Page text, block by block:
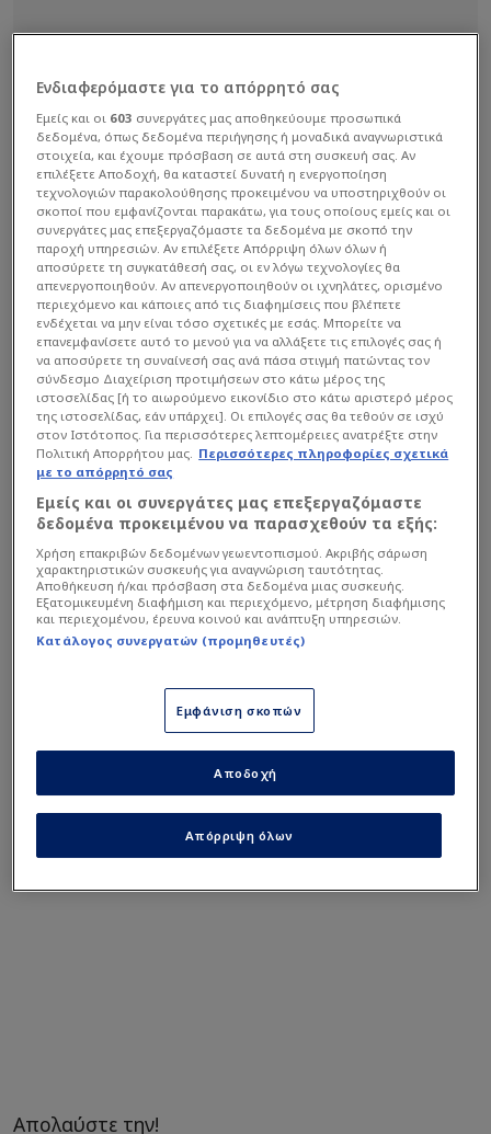
Οι δυο τους είχαν συναντηθεί στα βραβεία του
πρωταθλήματος Παουλίστα το 2012, όταν ακόμα
ο Νεϊμάρ έπαιζε στη Σάντος και η Μπουέρι
μάλιστα του είχε αφιερώσει ένα σέξυ βίντεο!
Αργότερα η Μπουέρι φωτογραφήθηκε δις για το
έχασε τη δουλειά της ως παρουσιάστρια λόγω
της φωτογράφισης και από τότε οι δρόμοι τους
δεν ξανασυναντήθηκαν...
Απολαύστε την!
Ενδιαφερόμαστε για το απόρρητό σας
Εμείς και οι 603 συνεργάτες μας αποθηκεύουμε προσωπικά
δεδομένα, όπως δεδομένα περιήγησης ή μοναδικά αναγνωριστικά
στοιχεία, και έχουμε πρόσβαση σε αυτά στη συσκευή σας. Αν
επιλέξετε Αποδοχή, θα καταστεί δυνατή η ενεργοποίηση
τεχνολογιών παρακολούθησης προκειμένου να υποστηριχθούν οι
σκοποί που εμφανίζονται παρακάτω, για τους οποίους εμείς και οι
συνεργάτες μας επεξεργαζόμαστε τα δεδομένα με σκοπό την
παροχή υπηρεσιών. Αν επιλέξετε Απόρριψη όλων όλων ή
αποσύρετε τη συγκατάθεσή σας, οι εν λόγω τεχνολογίες θα
απενεργοποιηθούν. Αν απενεργοποιηθούν οι ιχνηλάτες, ορισμένο
περιεχόμενο και κάποιες από τις διαφημίσεις που βλέπετε
ενδέχεται να μην είναι τόσο σχετικές με εσάς. Μπορείτε να
επανεμφανίσετε αυτό το μενού για να αλλάξετε τις επιλογές σας ή
να αποσύρετε τη συναίνεσή σας ανά πάσα στιγμή πατώντας τον
σύνδεσμο Διαχείριση προτιμήσεων στο κάτω μέρος της
ιστοσελίδας [ή το αιωρούμενο εικονίδιο στο κάτω αριστερό μέρος
της ιστοσελίδας, εάν υπάρχει]. Οι επιλογές σας θα τεθούν σε ισχύ
στον Ιστότοπος. Για περισσότερες λεπτομέρειες ανατρέξτε στην
Πολιτική Απορρήτου μας. Περισσότερες πληροφορίες σχετικά
με το απόρρητό σας
Εμείς και οι συνεργάτες μας επεξεργαζόμαστε
δεδομένα προκειμένου να παρασχεθούν τα εξής:
Χρήση επακριβών δεδομένων γεωεντοπισμού. Ακριβής σάρωση
χαρακτηριστικών συσκευής για αναγνώριση ταυτότητας.
Αποθήκευση ή/και πρόσβαση στα δεδομένα μιας συσκευής.
Εξατομικευμένη διαφήμιση και περιεχόμενο, μέτρηση διαφήμισης
και περιεχομένου, έρευνα κοινού και ανάπτυξη υπηρεσιών.
Κατάλογος συνεργατών (προμηθευτές)
Εμφάνιση σκοπών
Απόρριψη όλων
Αποδοχή